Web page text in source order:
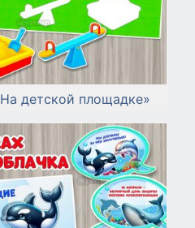
детской площадке»